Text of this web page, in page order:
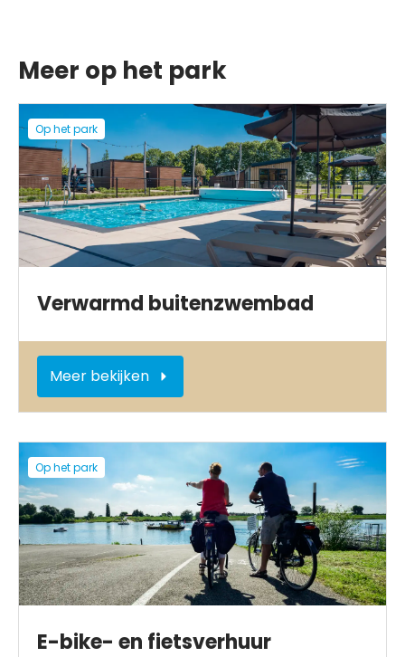
Meer op het park
Op het park
Verwarmd buitenzwembad
Meer bekijken
Op het park
E-bike- en fietsverhuur